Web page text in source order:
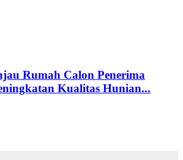
Rumah Calon Penerima
Kualitas Hunian...